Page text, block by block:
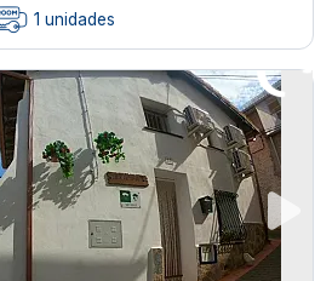
1 unidades